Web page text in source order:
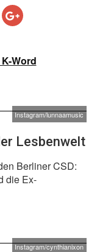
Word
Instagram/lunnaamusic
Lesbenwelt
Berliner CSD:
die Ex-
Instagram/cynthianixon